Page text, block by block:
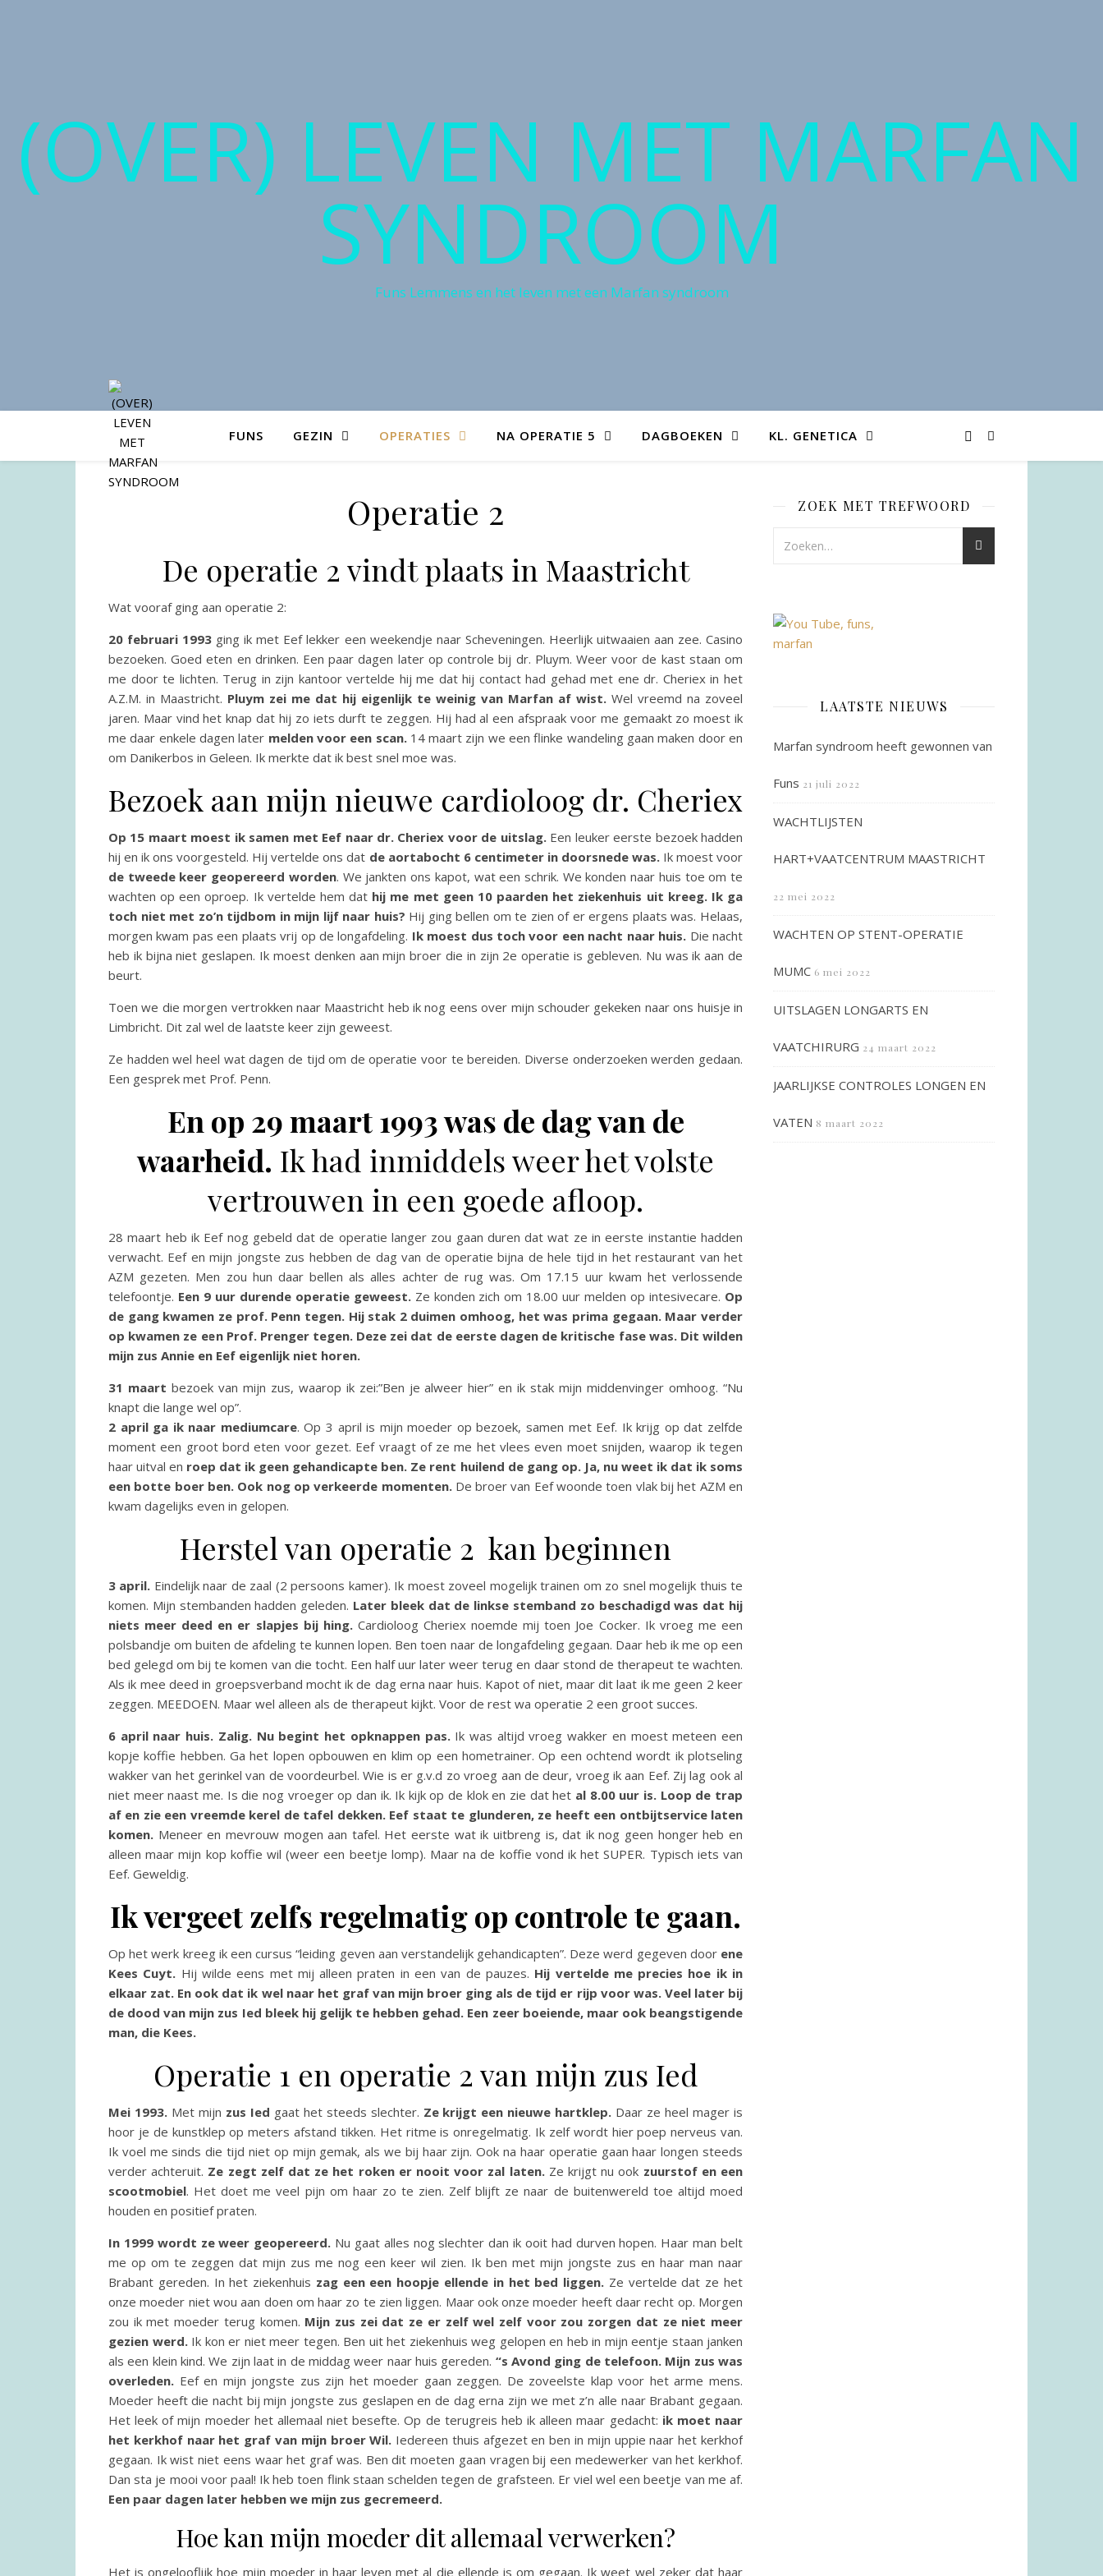
(OVER) LEVEN MET MARFAN
SYNDROOM
Funs Lemmens en het leven met een Marfan syndroom
FUNS GEZIN OPERATIES NA OPERATIE 5 DAGBOEKEN KL. GENETICA
Operatie 2
De operatie 2 vindt plaats in Maastricht
Wat vooraf ging aan operatie 2:
20 februari 1993 ging ik met Eef lekker een weekendje naar Scheveningen. Heerlijk uitwaaien aan zee. Casino
bezoeken. Goed eten en drinken. Een paar dagen later op controle bij dr. Pluym. Weer voor de kast staan om
me door te lichten. Terug in zijn kantoor vertelde hij me dat hij contact had gehad met ene dr. Cheriex in het
A.Z.M. in Maastricht. Pluym zei me dat hij eigenlijk te weinig van Marfan af wist. Wel vreemd na zoveel
jaren. Maar vind het knap dat hij zo iets durft te zeggen. Hij had al een afspraak voor me gemaakt zo moest ik
me daar enkele dagen later melden voor een scan.14 maart zijn we een flinke wandeling gaan maken door en
om Danikerbos in Geleen. Ik merkte dat ik best snel moe was.
Bezoek aan mijn nieuwe cardioloog dr. Cheriex
Op 15 maart moest ik samen met Eef naar dr. Cheriex voor de uitslag.Een leuker eerste bezoek hadden
hij en ik ons voorgesteld. Hij vertelde ons dat de aortabocht 6 centimeter in doorsnede was.Ik moest voor
de tweede keer geopereerd worden. We jankten ons kapot, wat een schrik. We konden naar huis toe om te
wachten op een oproep. Ik vertelde hem dat hij me met geen 10 paarden het ziekenhuis uit kreeg. Ik ga
toch niet met zo’n tijdbom in mijn lijf naar huis? Hij ging bellen om te zien of er ergens plaats was. Helaas,
morgen kwam pas een plaats vrij op de longafdeling. Ik moest dus toch voor een nacht naar huis. Die nacht
heb ik bijna niet geslapen. Ik moest denken aan mijn broer die in zijn 2e operatie is gebleven. Nu was ik aan de
beurt.
Toen we die morgen vertrokken naar Maastricht heb ik nog eens over mijn schouder gekeken naar ons huisje in
Limbricht. Dit zal wel de laatste keer zijn geweest.
Ze hadden wel heel wat dagen de tijd om de operatie voor te bereiden. Diverse onderzoeken werden gedaan.
Een gesprek met Prof. Penn.
En op 29 maart 1993 was de dag van de
waarheid. Ik had inmiddels weer het volste
vertrouwen in een goede afloop.
28 maart heb ik Eef nog gebeld dat de operatie langer zou gaan duren dat wat ze in eerste instantie hadden
verwacht. Eef en mijn jongste zus hebben de dag van de operatie bijna de hele tijd in het restaurant van het
AZM gezeten. Men zou hun daar bellen als alles achter de rug was. Om 17.15 uur kwam het verlossende
telefoontje. Een 9 uur durende operatie geweest.Ze konden zich om 18.00 uur melden op intesivecare. Op
de gang kwamen ze prof. Penn tegen. Hij stak 2 duimen omhoog, het was prima gegaan. Maar verder
op kwamen ze een Prof. Prenger tegen. Deze zei dat de eerste dagen de kritische fase was. Dit wilden
mijn zus Annie en Eef eigenlijk niet horen.
31 maart bezoek van mijn zus, waarop ik zei:”Ben je alweer hier” en ik stak mijn middenvinger omhoog. “Nu
knapt die lange wel op”.
2 april ga ik naar mediumcare. Op 3 april is mijn moeder op bezoek, samen met Eef. Ik krijg op dat zelfde
moment een groot bord eten voor gezet. Eef vraagt of ze me het vlees even moet snijden, waarop ik tegen
haar uitval en roep dat ik geen gehandicapte ben. Ze rent huilend de gang op. Ja, nu weet ik dat ik soms
een botte boer ben. Ook nog op verkeerde momenten.De broer van Eef woonde toen vlak bij het AZM en
kwam dagelijks even in gelopen.
Herstel van operatie 2 kan beginnen
3 april. Eindelijk naar de zaal (2 persoons kamer). Ik moest zoveel mogelijk trainen om zo snel mogelijk thuis te
komen. Mijn stembanden hadden geleden. Later bleek dat de linkse stemband zo beschadigd was dat hij
niets meer deed en er slapjes bij hing.Cardioloog Cheriex noemde mij toen Joe Cocker. Ik vroeg me een
polsbandje om buiten de afdeling te kunnen lopen. Ben toen naar de longafdeling gegaan. Daar heb ik me op een
bed gelegd om bij te komen van die tocht. Een half uur later weer terug en daar stond de therapeut te wachten.
Als ik mee deed in groepsverband mocht ik de dag erna naar huis. Kapot of niet, maar dit laat ik me geen 2 keer
zeggen. MEEDOEN. Maar wel alleen als de therapeut kijkt. Voor de rest wa operatie 2 een groot succes.
6 april naar huis. Zalig. Nu begint het opknappen pas.Ik was altijd vroeg wakker en moest meteen een
kopje koffie hebben. Ga het lopen opbouwen en klim op een hometrainer. Op een ochtend wordt ik plotseling
wakker van het gerinkel van de voordeurbel. Wie is er g.v.d zo vroeg aan de deur, vroeg ik aan Eef. Zij lag ook al
niet meer naast me. Is die nog vroeger op dan ik. Ik kijk op de klok en zie dat het al 8.00 uur is. Loop de trap
af en zie een vreemde kerel de tafel dekken. Eef staat te glunderen, ze heeft een ontbijtservice laten
komen. Meneer en mevrouw mogen aan tafel. Het eerste wat ik uitbreng is, dat ik nog geen honger heb en
alleen maar mijn kop koffie wil (weer een beetje lomp). Maar na de koffie vond ik het SUPER. Typisch iets van
Eef. Geweldig.
Ik vergeet zelfs regelmatig op controle te gaan.
Op het werk kreeg ik een cursus “leiding geven aan verstandelijk gehandicapten”. Deze werd gegeven door ene
Kees Cuyt. Hij wilde eens met mij alleen praten in een van de pauzes. Hij vertelde me precies hoe ik in
elkaar zat. En ook dat ik wel naar het graf van mijn broer ging als de tijd er rijp voor was. Veel later bij
de dood van mijn zus Ied bleek hij gelijk te hebben gehad. Een zeer boeiende, maar ook beangstigende
man, die Kees.
Operatie 1 en operatie 2 van mijn zus Ied
Mei 1993.Met mijn zus Ied gaat het steeds slechter. Ze krijgt een nieuwe hartklep. Daar ze heel mager is
hoor je de kunstklep op meters afstand tikken. Het ritme is onregelmatig. Ik zelf wordt hier poep nerveus van.
Ik voel me sinds die tijd niet op mijn gemak, als we bij haar zijn. Ook na haar operatie gaan haar longen steeds
verder achteruit. Ze zegt zelf dat ze het roken er nooit voor zal laten.Ze krijgt nu ook zuurstof en een
scootmobiel. Het doet me veel pijn om haar zo te zien. Zelf blijft ze naar de buitenwereld toe altijd moed
houden en positief praten.
In 1999 wordt ze weer geopereerd. Nu gaat alles nog slechter dan ik ooit had durven hopen. Haar man belt
me op om te zeggen dat mijn zus me nog een keer wil zien. Ik ben met mijn jongste zus en haar man naar
Brabant gereden. In het ziekenhuis zag een een hoopje ellende in het bed liggen. Ze vertelde dat ze het
onze moeder niet wou aan doen om haar zo te zien liggen. Maar ook onze moeder heeft daar recht op. Morgen
zou ik met moeder terug komen. Mijn zus zei dat ze er zelf wel zelf voor zou zorgen dat ze niet meer
gezien werd.Ik kon er niet meer tegen. Ben uit het ziekenhuis weg gelopen en heb in mijn eentje staan janken
als een klein kind. We zijn laat in de middag weer naar huis gereden. “s Avond ging de telefoon. Mijn zus was
overleden. Eef en mijn jongste zus zijn het moeder gaan zeggen. De zoveelste klap voor het arme mens.
Moeder heeft die nacht bij mijn jongste zus geslapen en de dag erna zijn we met z’n alle naar Brabant gegaan.
Het leek of mijn moeder het allemaal niet besefte. Op de terugreis heb ik alleen maar gedacht: ik moet naar
het kerkhof naar het graf van mijn broer Wil. Iedereen thuis afgezet en ben in mijn uppie naar het kerkhof
gegaan. Ik wist niet eens waar het graf was. Ben dit moeten gaan vragen bij een medewerker van het kerkhof.
Dan sta je mooi voor paal! Ik heb toen flink staan schelden tegen de grafsteen. Er viel wel een beetje van me af.
Een paar dagen later hebben we mijn zus gecremeerd.
Hoe kan mijn moeder dit allemaal verwerken?
Het is ongelooflijk hoe mijn moeder in haar leven met al die ellende is om gegaan. Ik weet wel zeker dat haar
ZOEK MET TREFWOORD
LAATSTE NIEUWS
Marfan syndroom heeft gewonnen van
Funs 21 juli 2022
WACHTLIJSTEN
HART+VAATCENTRUM MAASTRICHT
22 mei 2022
WACHTEN OP STENT-OPERATIE
MUMC 6 mei 2022
UITSLAGEN LONGARTS EN
VAATCHIRURG 24 maart 2022
JAARLIJKSE CONTROLES LONGEN EN
VATEN 8 maart 2022